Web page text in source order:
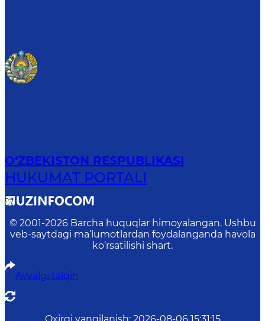
O‘ZBEKISTON RESPUBLIKASI
HUKUMAT PORTALI
© 2001-2026 Barcha huquqlar himoyalangan. Ushbu
veb-saytdagi ma’lumotlardan foydalanganda havola
ko‘rsatilishi shart.
Avvalgi talqin